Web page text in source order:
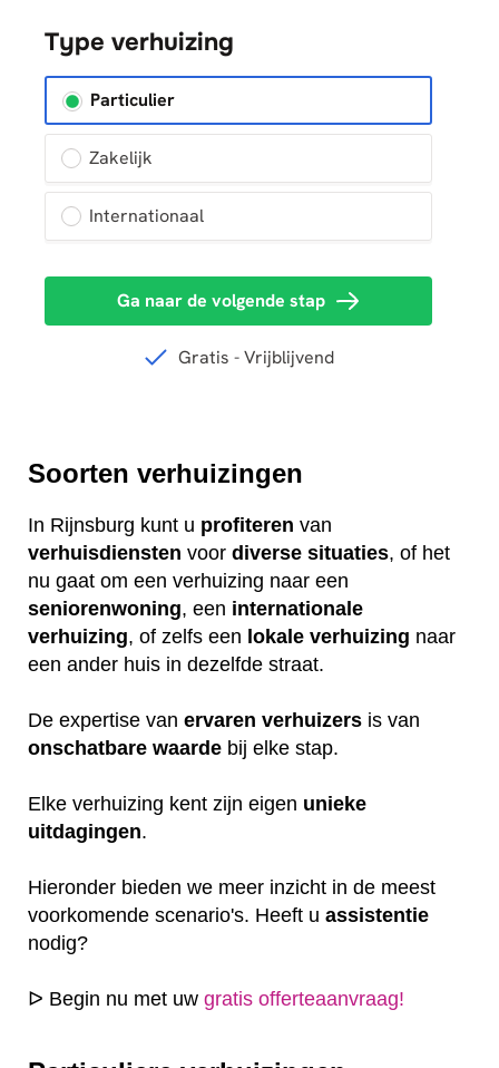
Soorten verhuizingen
In Rijnsburg kunt u profiteren van
verhuisdiensten voor diverse situaties, of het
nu gaat om een verhuizing naar een
seniorenwoning, een internationale
verhuizing, of zelfs een lokale verhuizing naar
een ander huis in dezelfde straat.
De expertise van ervaren verhuizers is van
onschatbare waarde bij elke stap.
Elke verhuizing kent zijn eigen unieke
uitdagingen.
Hieronder bieden we meer inzicht in de meest
voorkomende scenario's. Heeft u assistentie
nodig?
ᐅ Begin nu met uw gratis offerteaanvraag!